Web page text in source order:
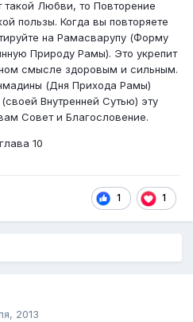
Любви, то Повторение
пользы. Когда вы повторяете
на Рамасварупу (Форму
Природу Рамы). Это укрепит
смысле здоровым и сильным.
(Дня Прихода Рамы)
Внутренней Сутью) эту
Совет и Благословение.
10
1 1
2013